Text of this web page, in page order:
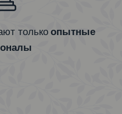
толькоопытные